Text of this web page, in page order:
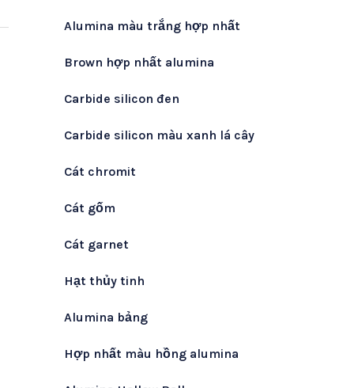
Alumina màu trắng hợp nhất
Brown hợp nhất alumina
Carbide silicon đen
Carbide silicon màu xanh lá cây
Cát chromit
Cát gốm
Cát garnet
Hạt thủy tinh
Alumina bảng
Hợp nhất màu hồng alumina